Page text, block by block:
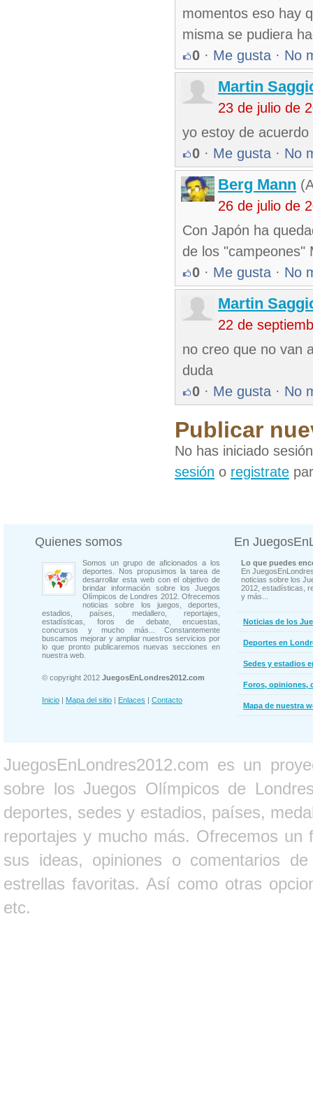
momentos eso hay
misma se pudiera
0 · Me gusta · No
Martin
23 de julio de
yo estoy de acuerdo
0 · Me gusta · No
Berg Mann
26 de julio de
Con Japón ha
de los "campeones"
0 · Me gusta · No
Martin
22 de
no creo que no van
duda
0 · Me gusta · No
Publicar
No has iniciado
sesión o registrate
Quienes somos
Somos un grupo de aficionados a los
deportes. Nos propusimos la tarea de
desarrollar esta web con el objetivo de
brindar información sobre los Juegos
Olímpicos de Londres 2012. Ofrecemos
noticias sobre los juegos, deportes,
estadios, países, medallero, reportajes,
estadísticas, foros de debate, encuestas,
concursos y mucho más... Constantemente
buscamos mejorar y ampliar nuestros servicios por
lo que pronto publicaremos nuevas secciones en
nuestra web.
© copyright 2012 JuegosEnLondres2012.com
Inicio | Mapa del sitio | Enlaces | Contacto
En
Lo que puedes
En
noticias sobre los
2012, estadísticas,
y más...
Noticias de los
Deportes en
Sedes y estadios
Foros, opiniones,
Mapa de nuestra
JuegosEnLondres2012.com es un
sobre los Juegos Olímpicos de
deportes, sedes y estadios, países,
reportajes y mucho más. Ofrecemos un
sus ideas, opiniones o comentarios
estrellas favoritas. Así como otras
etc.